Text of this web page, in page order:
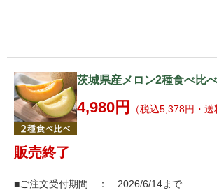
茨城県産メロン2種食べ比
4,980円 （税込5,378円・送
販売終了
■ご注文受付期間 ： 2026/6/14まで